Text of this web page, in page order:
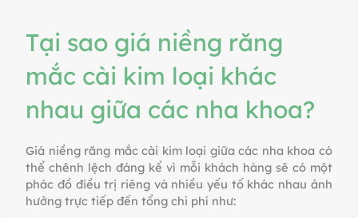
Tại sao giá niềng răng
mắc cài kim loại khác
nhau giữa các nha khoa?
Giá niềng răng mắc cài kim loại giữa các nha khoa có
thể chênh lệch đáng kể vì mỗi khách hàng sẽ có một
phác đồ điều trị riêng và nhiều yếu tố khác nhau ảnh
hưởng trực tiếp đến tổng chi phí như: